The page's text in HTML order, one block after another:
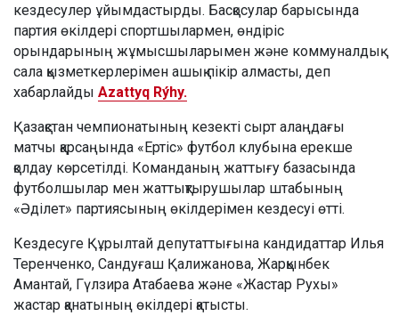
кездесулер ұйымдастырды. Басқосулар барысында
партия өкілдері спортшылармен, өндіріс
орындарының жұмысшыларымен және коммуналдық
сала қызметкерлерімен ашық пікір алмасты, деп
хабарлайды Azattyq Rýhy.
Қазақстан чемпионатының кезекті сырт алаңдағы
матчы қарсаңында «Ертіс» футбол клубына ерекше
қолдау көрсетілді. Команданың жаттығу базасында
футболшылар мен жаттықтырушылар штабының
«Әділет» партиясының өкілдерімен кездесуі өтті.
Кездесуге Құрылтай депутаттығына кандидаттар Илья
Теренченко, Сандуғаш Қалижанова, Жарқынбек
Амантай, Гүлзира Атабаева және «Жастар Рухы»
жастар қанатының өкілдері қатысты.